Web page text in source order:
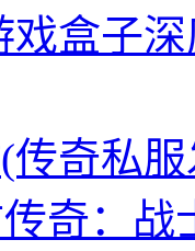
戏盒子
传奇私
奇：